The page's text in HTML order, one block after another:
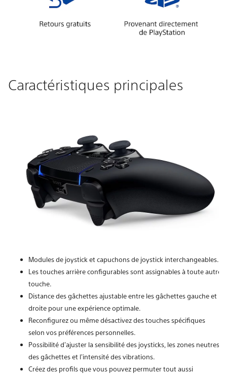
Caractéristiques principales
Modules de joystick et capuchons de joystick interchangeables.
Les touches arrière configurables sont assignables à toute autre
touche.
Distance des gâchettes ajustable entre les gâchettes gauche et
droite pour une expérience optimale.
Reconfigurez ou même désactivez des touches spécifiques
selon vos préférences personnelles.
Possibilité d'ajuster la sensibilité des joysticks, les zones neutres
des gâchettes et l'intensité des vibrations.
Créez des profils que vous pouvez permuter tout aussi